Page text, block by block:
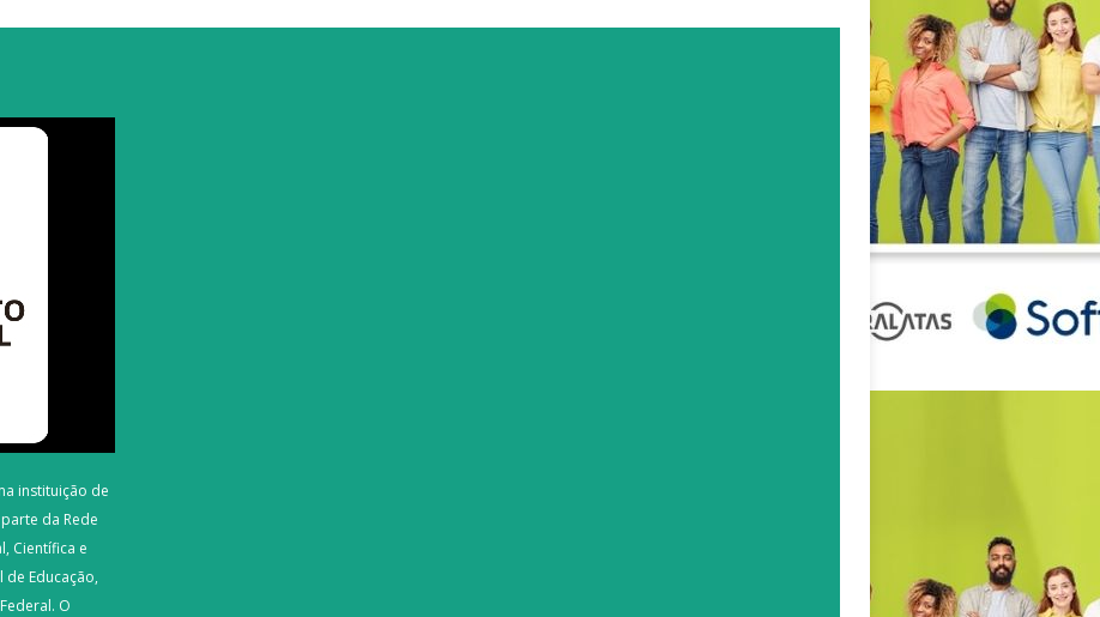
instituição de
da Rede
Científica e
de Educação,
O